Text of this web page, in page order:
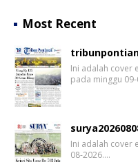
Most Recent
Ini adalah cover
pada minggu
Ini adalah cover
08-2026.…